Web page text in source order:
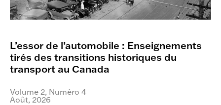
L’essor de l’automobile : Enseignements
tirés des transitions historiques du
transport au Canada
Volume 2, Numéro 4
Août, 2026